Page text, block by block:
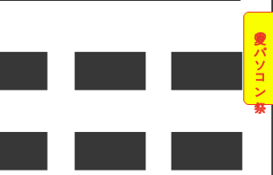
夏のパソコン祭